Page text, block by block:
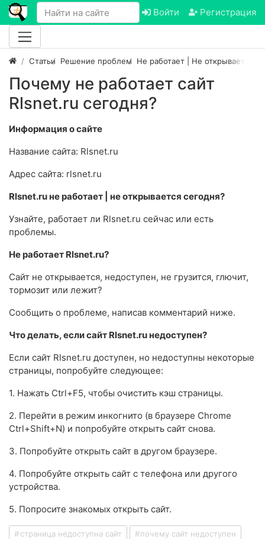
Войти Регистрация
Статьи Решение проблем Не работает | Не открывается
Почему не работает сайт
Rlsnet.ru сегодня?
Информация о сайте
Название сайта: Rlsnet.ru
Адрес сайта: rlsnet.ru
Rlsnet.ru не работает | не открывается сегодня?
Узнайте, работает ли Rlsnet.ru сейчас или есть
проблемы.
Не работает Rlsnet.ru?
Сайт не открывается, недоступен, не грузится, глючит,
тормозит или лежит?
Сообщить о проблеме, написав комментарий ниже.
Что делать, если сайт Rlsnet.ru недоступен?
Если сайт Rlsnet.ru доступен, но недоступны некоторые
страницы, попробуйте следующее:
1. Нажать Ctrl+F5, чтобы очистить кэш страницы.
2. Перейти в режим инкогнито (в браузере Chrome
Ctrl+Shift+N) и попробуйте открыть сайт снова.
3. Попробуйте открыть сайт в другом браузере.
4. Попробуйте открыть сайт с телефона или другого
устройства.
5. Попросите знакомых открыть сайт.
страница недоступна сайт
почему сайт недоступен